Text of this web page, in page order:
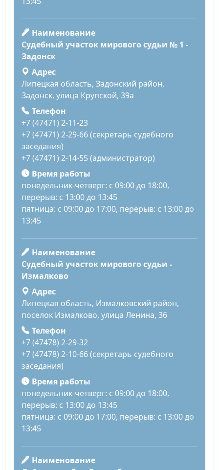
Наименование
Судебный участок мирового судьи № 1 -
Задонск
Адрес
Липецкая область, Задонский район,
Задонск, улица Крупской, 39а
Телефон
+7 (47471) 2-11-23
+7 (47471) 2-29-66 (секретарь судебного
заседания)
+7 (47471) 2-14-55 (администратор)
Время работы
понедельник-четверг: с 09:00 до 18:00,
перерыв: с 13:00 до 13:45
пятница: с 09:00 до 17:00, перерыв: с 13:00 до
13:45
Наименование
Судебный участок мирового судьи -
Измалково
Адрес
Липецкая область, Измалковский район,
поселок Измалково, улица Ленина, 36
Телефон
+7 (47478) 2-29-32
+7 (47478) 2-10-66 (секретарь судебного
заседания)
Время работы
понедельник-четверг: с 09:00 до 18:00,
перерыв: с 13:00 до 13:45
пятница: с 09:00 до 17:00, перерыв: с 13:00 до
13:45
Наименование